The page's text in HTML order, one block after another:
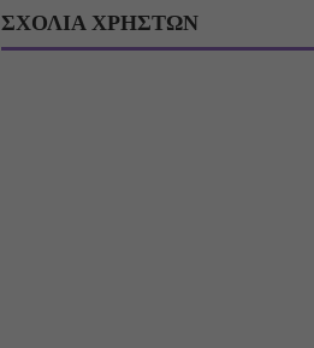
ΣΧΟΛΙΑ ΧΡΗΣΤΩΝ